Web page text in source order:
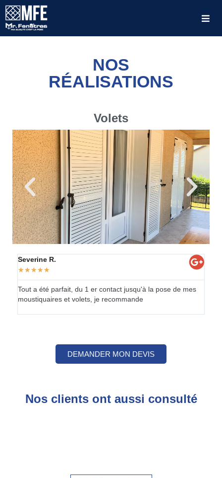
NOS
RÉALISATIONS
Volets
Severine R.
★★★★★
Tout a été parfait, du 1 er contact jusqu'à la pose de mes
moustiquaires et volets, je recommande
DEMANDER MON DEVIS
Nos clients ont aussi consulté